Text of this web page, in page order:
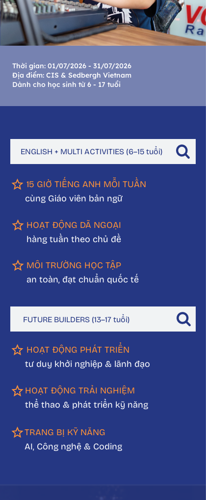
Thời gian: 01/07/2026 - 31/07/2026
Địa điểm: CIS & Sedbergh Vietnam
Dành cho học sinh từ 6 - 17 tuổi
ENGLISH + MULTI ACTIVITIES (6–15 tuổi)
HOẠT ĐỘNG DÃ NGOẠI
hàng tuần theo chủ đề
15 GIỜ TIẾNG ANH MỖI TUẦN
cùng Giáo viên bản ngữ
MÔI TRƯỜNG HỌC TẬP
an toàn, đạt chuẩn quốc tế
HOẠT ĐỘNG PHÁT TRIỂN
tư duy khởi nghiệp & lãnh đạo
HOẠT ĐỘNG TRẢI NGHIỆM
thể thao & phát triển kỹ năng
TRANG BỊ KỸ NĂNG
AI, Công nghệ & Coding
FUTURE BUILDERS (13–17 tuổi)